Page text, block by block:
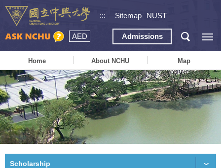
::: Sitemap NUST
AED Admissions
Home About NCHU Map
Scholarship